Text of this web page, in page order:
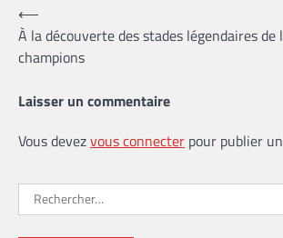
Navigation
de
l’article
⟵
À la découverte des stades légendaires de
champions
Laisser un commentaire
Vous devezvous connecter pour publier
Rechercher :